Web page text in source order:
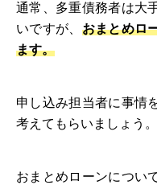
通常、多重債務者は大
いですが、 おまとめロ
ます。
申し込み担当者に事情
考えてもらいましょう。
おまとめローンについ